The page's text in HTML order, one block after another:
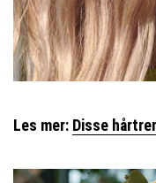
Les mer: Disse